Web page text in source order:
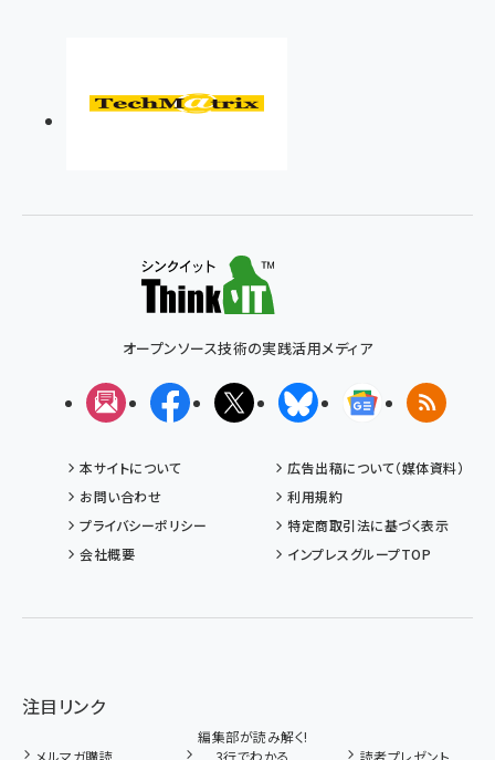
オープンソース技術の実践活用メディア
メルマガFacebookX(エックス)BlueskyGoogleニュ
RSS
本サイトについて
広告出稿について（媒体資料）
お問い合わせ
利用規約
プライバシーポリシー
特定商取引法に基づく表示
会社概要
インプレスグループTOP
注目リンク
メルマガ購読
編集部が読み解く!
3行でわかる
読者プレゼント